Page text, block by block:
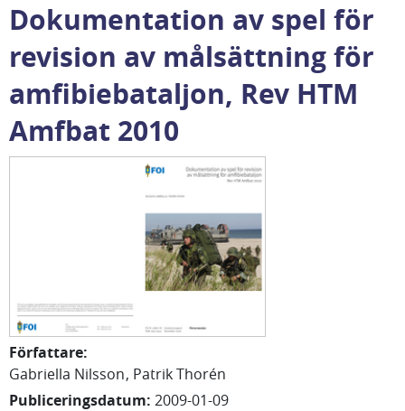
Dokumentation av spel för
revision av målsättning för
amfibiebataljon, Rev HTM
Amfbat 2010
Författare:
Gabriella Nilsson Patrik Thorén
Publiceringsdatum: 2009-01-09